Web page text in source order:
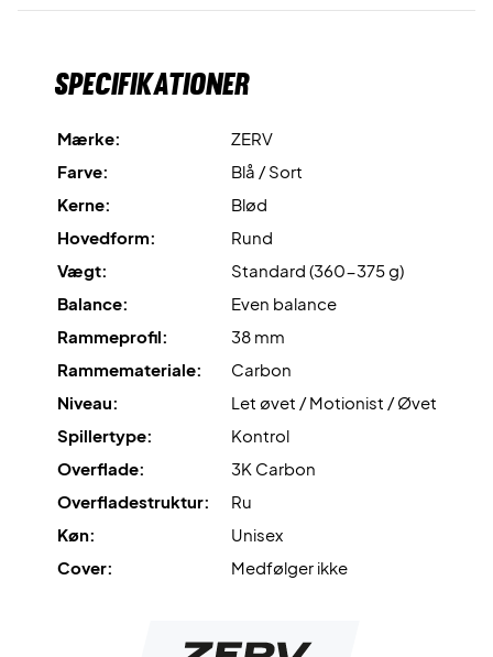
Rough Surface Controler den ru overfladestruktur, der
Vibration Absorption System
spillekomforten.
Tag kontrollen på padelbanen - køb dit ZERV Swift Elite
CTRL i dag!
Specifikationer
Mærke:
ZERV
Farve:
Blå / Sort
Kerne:
Blød
Hovedform:
Rund
Vægt:
Standard (360-375 g)
Balance:
Even balance
Rammeprofil:
38 mm
Rammemateriale:
Carbon
Niveau:
Let øvet / Motionist / Øvet
Spillertype:
Kontrol
Overflade:
3K Carbon
Overfladestruktur:
Ru
Køn:
Unisex
Cover:
Medfølger ikke